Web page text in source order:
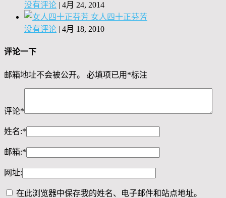
没有评论 | 4月 24, 2014
女人四十正芬芳
没有评论 | 4月 18, 2010
评论一下
邮箱地址不会被公开。 必填项已用 *标注
评论*
姓名:*
邮箱:*
网址:
在此浏览器中保存我的姓名、电子邮件和站点地址。